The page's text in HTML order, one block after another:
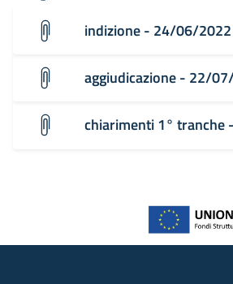
indizione - 24/06/2022
aggiudicazione - 22/
chiarimenti 1°